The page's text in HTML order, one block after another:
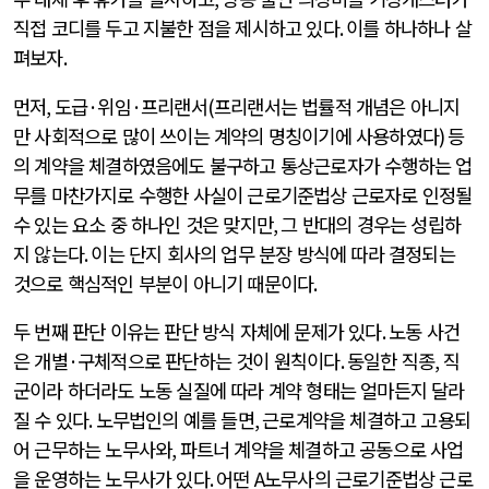
직접 코디를 두고 지불한 점을 제시하고 있다.이를 하나하나 살
펴보자.
먼저, 도급·위임 ·프리랜서(프리랜서는 법률적 개념은 아니지
만 사회적으로 많이 쓰이는 계약의 명칭이기에 사용하였다)등
의 계약을 체결하였음에도 불구하고 통상근로자가 수행하는 업
무를 마찬가지로 수행한 사실이 근로기준법상 근로자로 인정될
수 있는 요소 중 하나인 것은 맞지만,그 반대의 경우는 성립하
지 않는다.이는 단지 회사의 업무 분장 방식에 따라 결정되는
것으로 핵심적인 부분이 아니기 때문이다.
두 번째 판단 이유는 판단 방식 자체에 문제가 있다.노동 사건
은 개별 ·구체적으로 판단하는 것이 원칙이다.동일한 직종, 직
군이라 하더라도 노동 실질에 따라 계약 형태는 얼마든지 달라
질 수 있다.노무법인의 예를 들면,근로계약을 체결하고 고용되
어 근무하는 노무사와,파트너 계약을 체결하고 공동으로 사업
을 운영하는 노무사가 있다.어떤A노무사의 근로기준법상 근로